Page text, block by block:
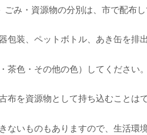
み・資源物の分別は、市で配布
装、ペットボトル、あき缶を排
色・その他の色）してください。
布を資源物として持ち込むことは
いものもありますので、生活環